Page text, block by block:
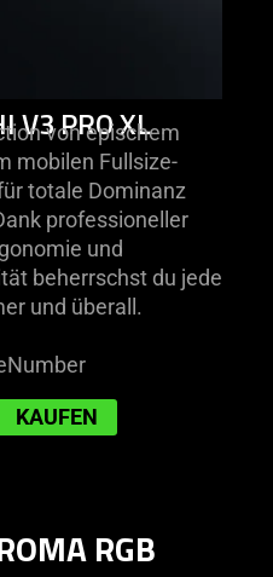
V3 PRO XL
von epischem
mobilen Fullsize-
totale Dominanz
professioneller
und
beherrschst du jede
und überall.
KAUFEN
RGB